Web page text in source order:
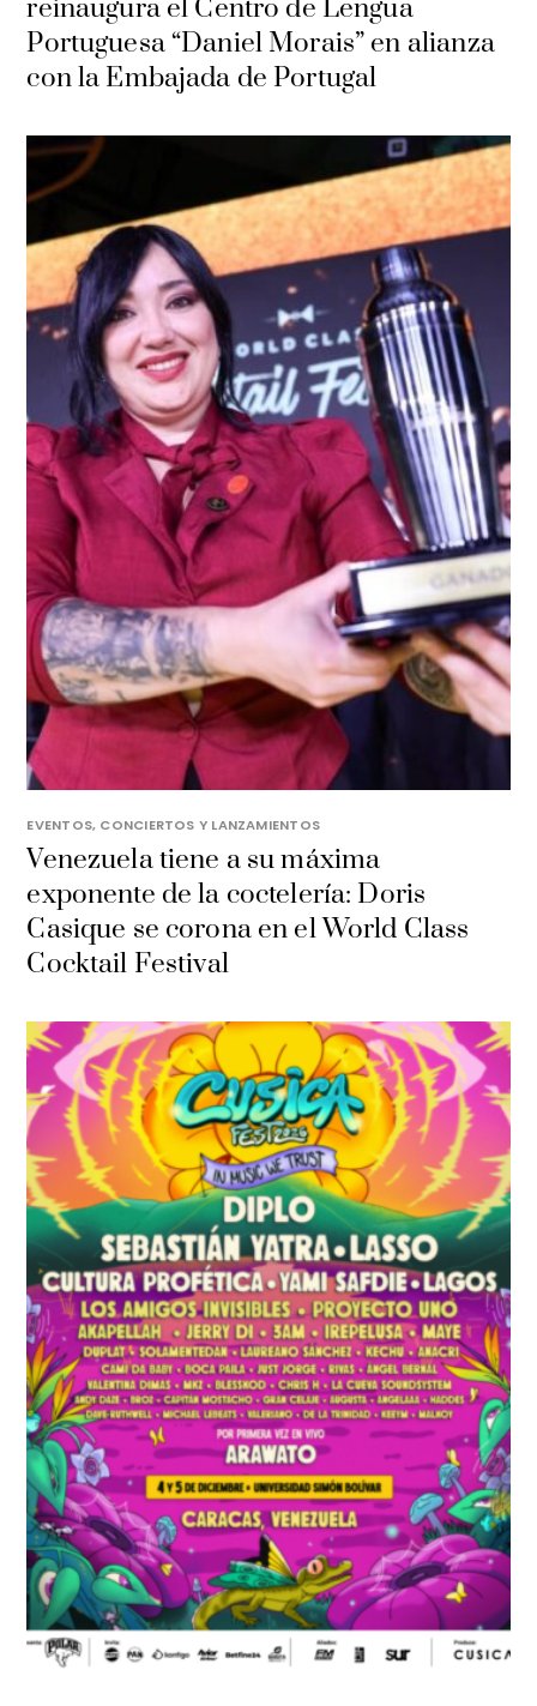
reinaugura el Centro de Lengua
Portuguesa “Daniel Morais” en alianza
con la Embajada de Portugal
EVENTOS, CONCIERTOS Y LANZAMIENTOS
Venezuela tiene a su máxima
exponente de la coctelería: Doris
Casique se corona en el World Class
Cocktail Festival